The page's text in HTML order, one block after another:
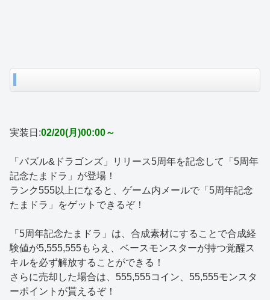
実装日:02/20(月)00:00～
「パズル&ドラゴンズ」リリース5周年を記念して「5周年
記念たまドラ」が登場！
ランク555以上になると、ゲーム内メールで「5周年記念
たまドラ」をゲットできるぞ！
「5周年記念たまドラ」は、合成素材にすることで合成経
験値が5,555,555もらえ、ベースモンスターが持つ覚醒ス
キルを必ず解放することができる！
さらに売却した場合は、555,555コイン、55,555モンスタ
ーポイントが貰えるぞ！